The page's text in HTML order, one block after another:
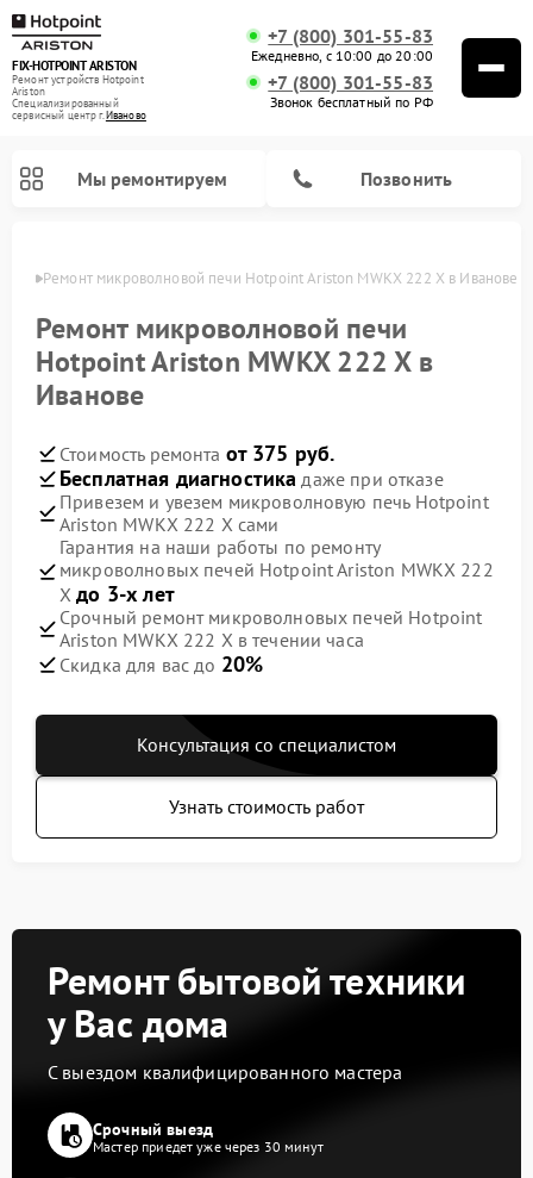
FIX-HOTPOINT ARISTON
Ремонт устройств Hotpoint
Ariston
Специализированный
cервисный центр г.Иваново
+7 (800) 301-55-83
Ежедневно, с 10:00 до 20:00
+7 (800) 301-55-83
Звонок бесплатный по РФ
Мы ремонтируем Позвонить
Ремонт микроволновой печи Hotpoint Ariston MWKX 222 X в Иванове
Ремонт микроволновой печи
Hotpoint Ariston MWKX 222 X в
Иванове
Стоимость ремонта от 375 руб.
Бесплатная диагностика даже при отказе
Привезем и увезем микроволновую печь Hotpoint
Ariston MWKX 222 X сами
Гарантия на наши работы по ремонту
микроволновых печей Hotpoint Ariston MWKX 222
Xдо 3-х лет
Срочный ремонт микроволновых печей Hotpoint
Ariston MWKX 222 X в течении часа
Скидка для вас до 20%
Консультация со специалистом
Узнать стоимость работ
Ремонт бытовой техники
у Вас дома
С выездом квалифицированного мастера
Срочный выезд
Мастер приедет уже через 30 минут